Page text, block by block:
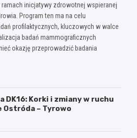
inicjatywy zdrowotnej wspieranej
Program ten ma na celu
profilaktycznych, kluczowych w walce
badań mammograficznych
okazję przeprowadzić badania
DK16: Korki i zmiany w ruchu
Ostróda – Tyrowo